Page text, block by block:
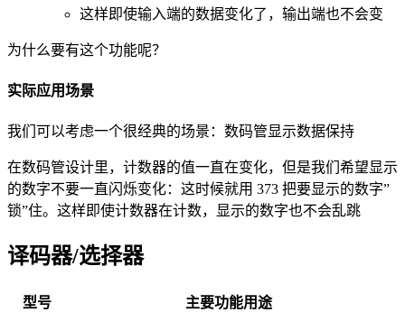
这样即使输入端的数据变化了，输出端也不会变
为什么要有这个功能呢？
实际应用场景
我们可以考虑一个很经典的场景：数码管显示数据保持
在数码管设计里，计数器的值一直在变化，但是我们希望显示
的数字不要一直闪烁变化：这时候就用 373 把要显示的数字”
锁”住。这样即使计数器在计数，显示的数字也不会乱跳
译码器/选择器
型号
主要功能用途